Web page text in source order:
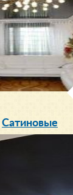
Сатиновые